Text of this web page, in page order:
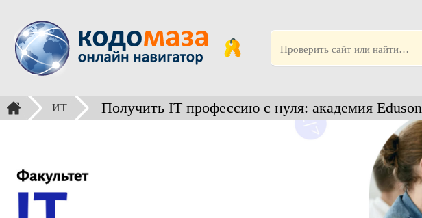
ИТ Получить IT профессию с нуля: академия Eduson